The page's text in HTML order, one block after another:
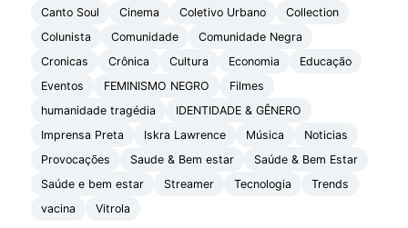
Canto Soul
Cinema Coletivo Urbano
Collection
Colunista
Comunidade
Comunidade Negra
Cronicas
Crônica Cultura Economia
Educação
Eventos
FEMINISMO NEGRO
Filmes
humanidade tragédia
IDENTIDADE & GÊNERO
Imprensa Preta
Iskra Lawrence Música
Noticias
Provocações
Saude & Bem estar
Saúde & Bem Estar
Saúde e bem estar
Streamer Tecnologia
Trends
vacina
Vitrola